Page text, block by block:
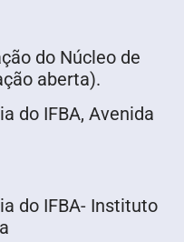
do Núcleo de
aberta).
do IFBA, Avenida
do IFBA- Instituto